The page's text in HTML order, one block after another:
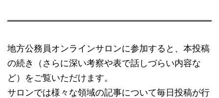
地方公務員オンラインサロンに参加すると、本投稿
の続き（さらに深い考察や表で話しづらい内容な
ど）をご覧いただけます。
サロンでは様々な領域の記事について毎日投稿が行